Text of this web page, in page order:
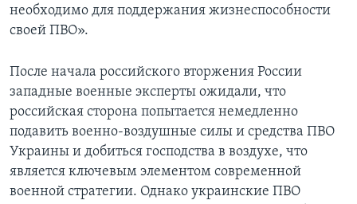
необходимо для поддержания жизнеспособности
своей ПВО».
После начала российского вторжения России
западные военные эксперты ожидали, что
российская сторона попытается немедленно
подавить военно-воздушные силы и средства ПВО
Украины и добиться господства в воздухе, что
является ключевым элементом современной
военной стратегии. Однако украинские ПВО